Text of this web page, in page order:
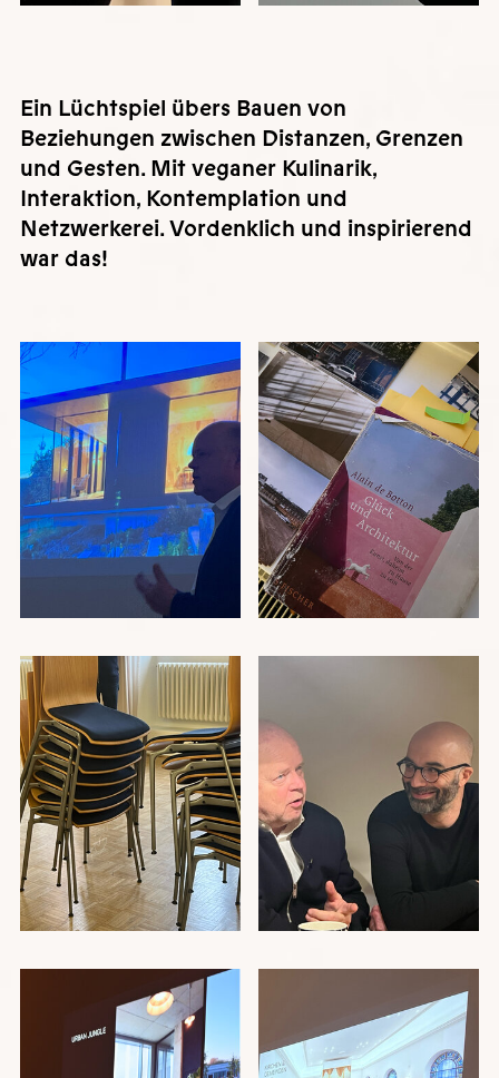
Ein Lüchtspiel übers Bauen von
Beziehungen zwischen Distanzen, Grenzen
und Gesten. Mit veganer Kulinarik,
Interaktion, Kontemplation und
Netzwerkerei. Vordenklich und inspirierend
war das!